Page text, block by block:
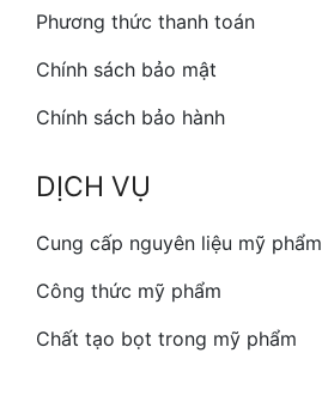
Phương thức thanh toán
Chính sách bảo mật
Chính sách bảo hành
DỊCH VỤ
Cung cấp nguyên liệu mỹ phẩm
Công thức mỹ phẩm
Chất tạo bọt trong mỹ phẩm